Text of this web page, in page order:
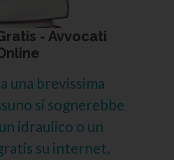
- Avvocati
una brevissima
si sognerebbe
idraulico o un
su internet,